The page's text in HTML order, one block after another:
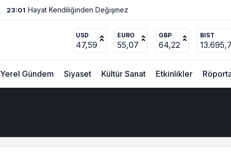
23:01 Hayat Kendiliğinden Değişmez
USD
47,59
EURO
55,07
GBP
64,22
BIST
Yerel Gündem Siyaset Kültür Sanat Etkinlikler